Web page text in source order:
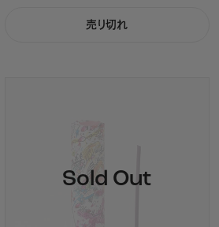
売り切れ